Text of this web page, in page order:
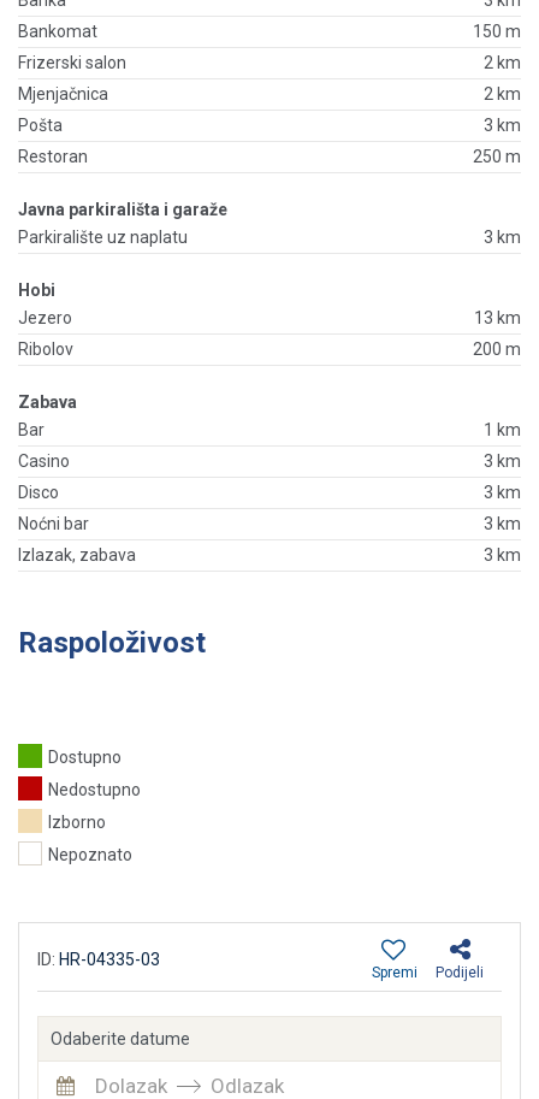
Bankomat
150 m
Frizerski salon
2 km
Mjenjačnica
2 km
Pošta
3 km
Restoran
250 m
Javna parkirališta i garaže
Parkiralište uz naplatu
3 km
Hobi
Jezero
13 km
Ribolov
200 m
Zabava
Bar
1 km
Casino
3 km
Disco
3 km
Noćni bar
3 km
Izlazak, zabava
3 km
Raspoloživost
Dostupno
Nedostupno
Izborno
Nepoznato
ID: HR-04335-03
Podijeli
Spremi
Odaberite datume
Dolazak Odlazak